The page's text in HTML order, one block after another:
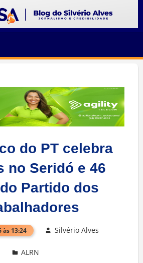
SILVERIO
ALVES
do PT celebra
no Seridó e 46
Partido dos
às 13:24 Silvério Alves
ALRN